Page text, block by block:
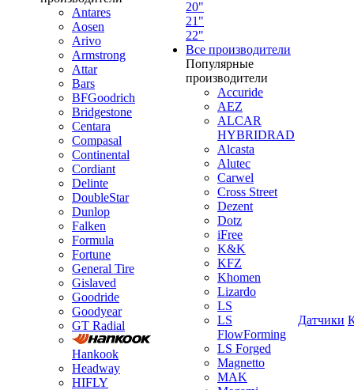
Antares
Aosen
Arivo
Armstrong
Attar
Bars
BFGoodrich
Bridgestone
Centara
Compasal
Continental
Cordiant
Delinte
DoubleStar
Dunlop
Falken
Formula
Fortune
General Tire
Gislaved
Goodride
Goodyear
GT Radial
Hankook
Headway
HIFLY
20"
21"
22"
Все производители
Популярные
производители
Accuride
AEZ
ALCAR
HYBRIDRAD
Alcasta
Alutec
Carwel
Cross Street
Dezent
Dotz
iFree
K&K
KFZ
Khomen
Lizardo
LS
LS
FlowForming
LS Forged
Magnetto
MAK
Датчики